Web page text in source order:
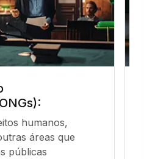
humanos,
áreas que
públicas